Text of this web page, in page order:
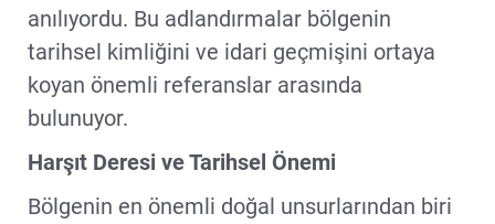
anılıyordu. Bu adlandırmalar bölgenin
tarihsel kimliğini ve idari geçmişini ortaya
koyan önemli referanslar arasında
bulunuyor.
Harşıt Deresi ve Tarihsel Önemi
Bölgenin en önemli doğal unsurlarından biri